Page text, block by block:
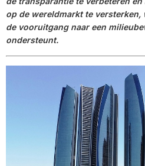
op de wereldmarkt te
de vooruitgang naar een
ondersteunt.